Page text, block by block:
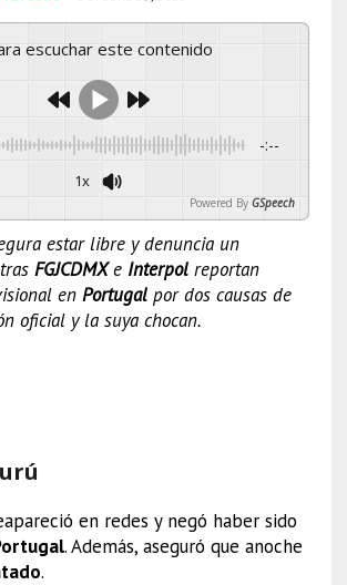
escuchar este contenido
-:--
1x
Powered By GSpeech
estar libre y denuncia un
FGJCDMXe Interpolreportan
en Portugalpor dos causas de
oficial y la suya chocan.
en redes y negó haber sido
. Además, aseguró que anoche
.